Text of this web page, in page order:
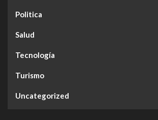
Politica
Salud
Tecnología
Turismo
Uncategorized